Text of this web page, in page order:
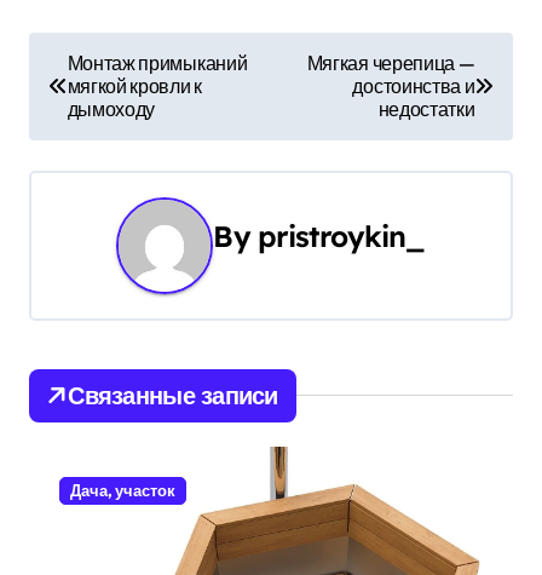
в
и
Монтаж примыканий
мягкой кровли к
дымоходу
Мягкая черепица —
достоинства и
недостатки
By pristroykin_
Связанные записи
Дача, участок